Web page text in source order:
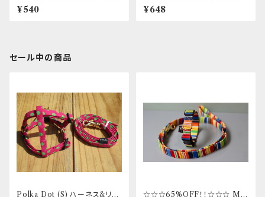
ーキーパフ
¥540
キー
¥648
セール中の商品
Polka Dot (S) ハーネス&リー ☆☆☆65%OFF！！☆☆☆ Mサ